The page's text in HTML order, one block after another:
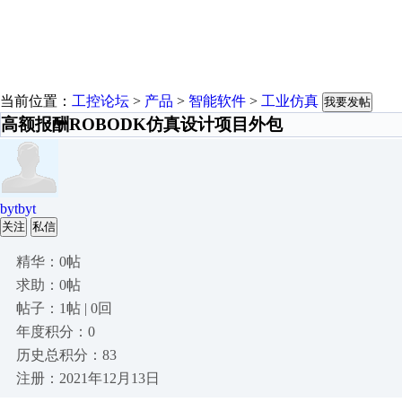
当前位置： 工控论坛 > 产品 > 智能软件 > 工业仿真 我要发帖
高额报酬ROBODK仿真设计项目外包
bytbyt
关注 私信
精华：0帖
求助：0帖
帖子：1帖 | 0回
年度积分：0
历史总积分：83
注册：2021年12月13日